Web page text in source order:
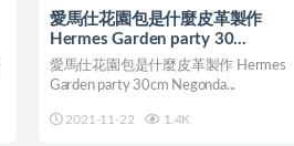
愛馬仕花園包是什麼皮革製作
Hermes Garden party 30
Negonda 9J Feu 火焰橙
愛馬仕花園包是什麼皮革製作 Hermes
Garden party 30cm Negonda...
2021-11-22 1.4K